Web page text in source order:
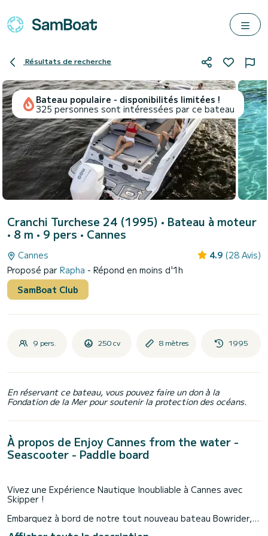
Résultats de recherche
Bateau populaire - disponibilités limitées !
325 personnes sont intéressées par ce bateau
Cranchi Turchese 24 (1995) • Bateau à moteur
• 8 m • 9 pers • Cannes
Cannes 4.9 (28 Avis)
Proposé par Rapha - Répond en moins d'1h
SamBoat Club
9 pers. 250 cv 8 mètres 1995
En réservant ce bateau, vous pouvez faire un don à la
Fondation de la Mer pour soutenir la protection des océans.
À propos de Enjoy Cannes from the water -
Seascooter - Paddle board
Vivez une Expérience Nautique Inoubliable à Cannes avec
Skipper !
Embarquez à bord de notre tout nouveau bateau Bowrider,